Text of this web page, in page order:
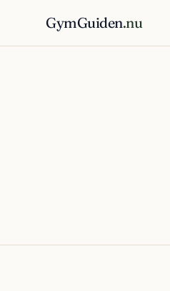
GymGuiden.nu